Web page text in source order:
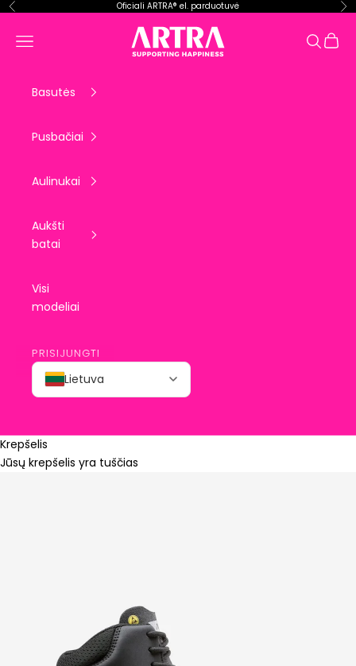
Pereiti prie turinio
Ankstesnis Oficiali ARTRA® el. parduotuvė
ARTRA EU
Meniu Paieška
Basutės
Pusbačiai
Aulinukai
Aukšti
batai
Visi
modeliai
PRISIJUNGTI
Lietuva
Krepšelis
Jūsų krepšelis yra tuščias